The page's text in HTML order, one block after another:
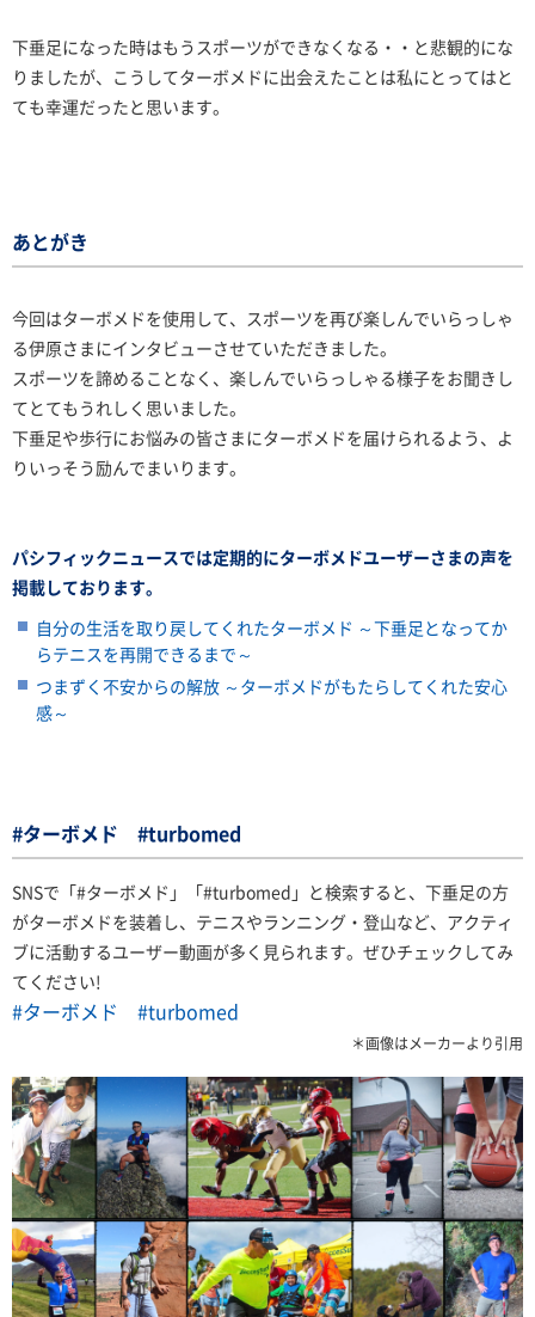
下垂足になった時はもうスポーツができなくなる・・と悲観的にな
りましたが、こうしてターボメドに出会えたことは私にとってはと
ても幸運だったと思います。
あとがき
今回はターボメドを使用して、スポーツを再び楽しんでいらっしゃ
る伊原さまにインタビューさせていただきました。
スポーツを諦めることなく、楽しんでいらっしゃる様子をお聞きし
てとてもうれしく思いました。
下垂足や歩行にお悩みの皆さまにターボメドを届けられるよう、よ
りいっそう励んでまいります。
パシフィックニュースでは定期的にターボメドユーザーさまの声を
掲載しております。
自分の生活を取り戻してくれたターボメド ～下垂足となってか
らテニスを再開できるまで～
つまずく不安からの解放 ～ターボメドがもたらしてくれた安心
感～
#ターボメド #turbomed
SNSで「#ターボメド」「#turbomed」と検索すると、下垂足の方
がターボメドを装着し、 テニスやランニング・登山など、アクティ
ブに活動するユーザー動画が多く見られます。ぜひチェックしてみ
てください!
#ターボメド #turbomed
＊画像はメーカーより引用